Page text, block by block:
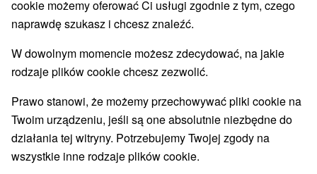
Zamki, pałace, ruiny (9)
Jeziora, jeziora, zbiorniki wodne
Areny laserowe i paintball(2)
Ośrodki i miasteczka dziecięce(1)
Pomniki(3) Zabytki techniki(1) Atrakcje dla dzieci(17)
Escaperoom(6) Ogrody botaniczne(1)
Ogrody zoologiczne i fermy zwierząt (1)
Muzea i galerie(10) Atrakcje turystyczne
cookie możemy oferować Ci usługi zgodnie z tym, czego
naprawdę szukasz i chcesz znaleźć.
W dowolnym momencie możesz zdecydować, na jakie
rodzaje plików cookie chcesz zezwolić.
Prawo stanowi, że możemy przechowywać pliki cookie na
Twoim urządzeniu, jeśli są one absolutnie niezbędne do
działania tej witryny. Potrzebujemy Twojej zgody na
wszystkie inne rodzaje plików cookie.